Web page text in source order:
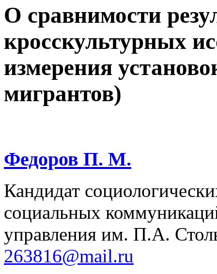
О сравнимости
кросскультурных
измерения
мигрантов)
Федоров П. М.
Кандидат
социальных
управления им. П.А.
263816@mail.ru